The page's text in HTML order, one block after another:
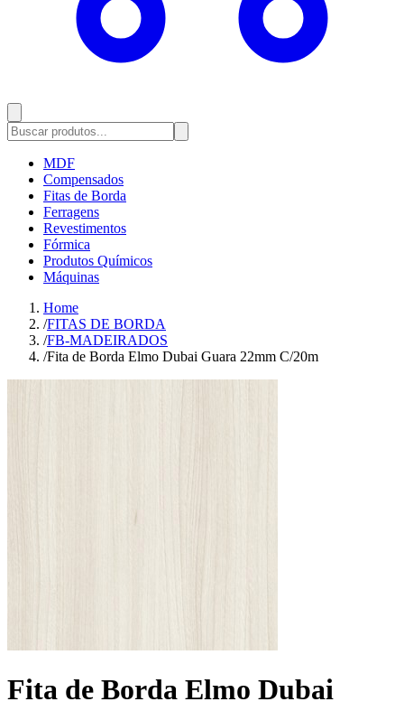
MDF
Compensados
Fitas de Borda
Ferragens
Revestimentos
Fórmica
Produtos Químicos
Máquinas
Home
/FITAS DE BORDA
/FB-MADEIRADOS
/Fita de Borda Elmo Dubai Guara 22mm C/20m
Fita de Borda Elmo Dubai